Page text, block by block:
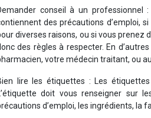
conseil à un professionnel
des précautions d’emploi,
diverses raisons, ou si vous prenez
des règles à respecter. En
votre médecin traitant, ou
lire les étiquettes : Les
doit vous renseigner sur
d’emploi, les ingrédients, la